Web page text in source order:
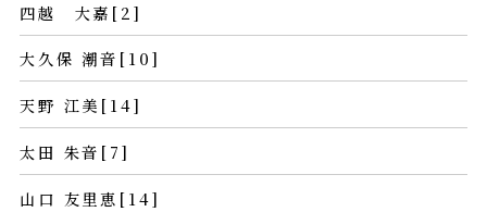
四越 大嘉[2]
大久保 潮音[10]
天野 江美[14]
太田 朱音[7]
山口 友里恵[14]